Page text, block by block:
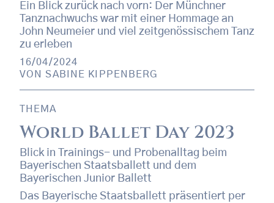
Ein Blick zurück nach vorn: Der Münchner
Tanznachwuchs war mit einer Hommage an
John Neumeier und viel zeitgenössischem Tanz
zu erleben
16/04/2024
VON SABINE KIPPENBERG
THEMA
World Ballet Day 2023
Blick in Trainings- und Probenalltag beim
Bayerischen Staatsballett und dem
Bayerischen Junior Ballett
Das Bayerische Staatsballett präsentiert per